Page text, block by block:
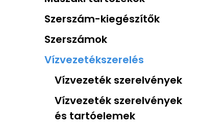
Szerszám-kiegészítők
Szerszámok
Vízvezetékszerelés
Vízvezeték szerelvények
Vízvezeték szerelvények
és tartóelemek